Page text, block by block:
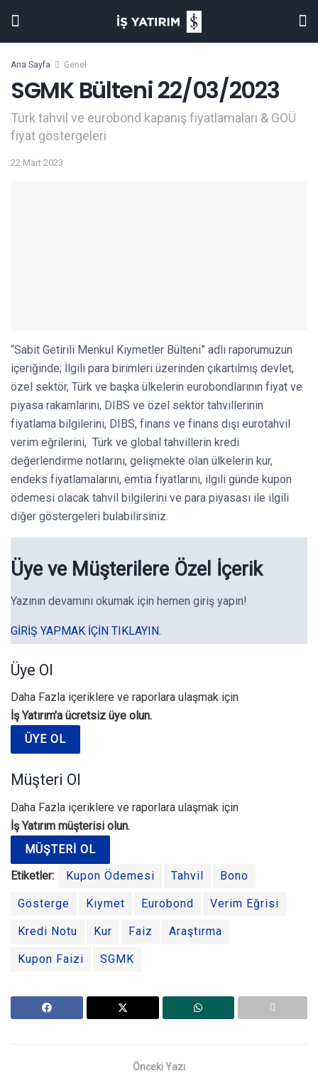
Ana Sayfa Genel
SGMK Bülteni 22/03/2023
Türk tahvil ve eurobond kapanış fiyatlamaları & GOÜ
fiyat göstergeleri
22 Mart 2023
“Sabit Getirili Menkul Kıymetler Bülteni” adlı raporumuzun
içeriğinde; İlgili para birimleri üzerinden çıkartılmış devlet,
özel sektör, Türk ve başka ülkelerin eurobondlarının fiyat ve
piyasa rakamlarını, DIBS ve özel sektör tahvillerinin
fiyatlama bilgilerini, DIBS, finans ve finans dışı eurotahvil
verim eğrilerini, Türk ve global tahvillerin kredi
değerlendirme notlarını, gelişmekte olan ülkelerin kur,
endeks fiyatlamalarını, emtia fiyatlarını, ilgili günde kupon
ödemesi olacak tahvil bilgilerini ve para piyasası ile ilgili
diğer göstergeleri bulabilirsiniz.
Üye ve Müşterilere Özel İçerik
Yazının devamını okumak için hemen giriş yapın!
GIRIŞ YAPMAK IÇIN TIKLAYIN.
Üye Ol
Daha Fazla içeriklere ve raporlara ulaşmak için
İş Yatırım'a ücretsiz üye olun.
ÜYE OL
Müşteri Ol
Daha Fazla içeriklere ve raporlara ulaşmak için
İş Yatırım müşterisi olun.
MÜŞTERI OL
Etiketler:
Kupon Ödemesi Tahvil Bono
Gösterge Kıymet Eurobond Verim Eğrisi
Kredi Notu Kur Faiz Araştırma
Kupon Faizi SGMK
Önceki Yazı